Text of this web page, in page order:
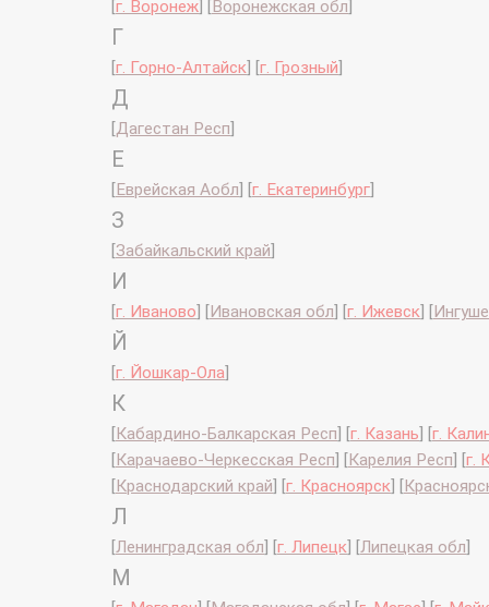
г. Воронеж Воронежская обл
Г
[г. Горно-Алтайск] [г. Грозный]
Д
[Дагестан Респ]
Е
[Еврейская Аобл] [г. Екатеринбург]
З
[Забайкальский край]
И
[г. Иваново] [Ивановская обл] [г. Ижевск] [
Й
[г. Йошкар-Ола]
К
[Кабардино-Балкарская Респ] [г. Казань] [г.
[Карачаево-Черкесская Респ] [Карелия Респ] [г.
[Краснодарский край] [г. Красноярск] [
Л
[Ленинградская обл] [г. Липецк] [Липецкая обл]
М